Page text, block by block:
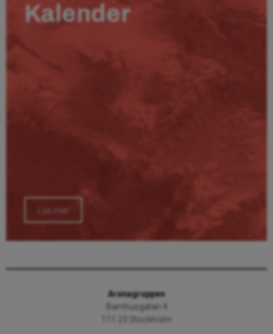
Kalender
Läs mer
Arenagruppen
Barnhusgatan 4
111 23 Stockholm